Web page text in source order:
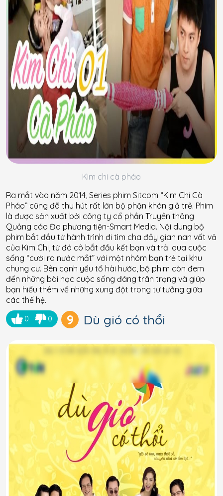
Kim chi cà pháo
Ra mắt vào năm 2014, Series phim Sitcom “Kim Chi Cà
Pháo” cũng đã thu hút rất lớn bộ phận khán giả trẻ. Phim
là được sản xuất bởi công ty cổ phần Truyền thông
Quảng cáo Đa phương tiện-Smart Media. Nội dung bộ
phim bắt đầu từ hành trình đi tìm cha đầy gian nan vất vả
của Kim Chi, từ đó cô bắt đầu kết bạn và trải qua cuộc
sống “cười ra nước mắt” với một nhóm bạn trẻ tại khu
chung cư. Bên cạnh yếu tố hài hước, bộ phim còn đem
đến những bài học cuộc sống đáng trân trọng và giúp
bạn hiểu thêm về những xung đột trong tư tưởng giữa
các thế hệ.
0 0 9 Dù gió có thổi